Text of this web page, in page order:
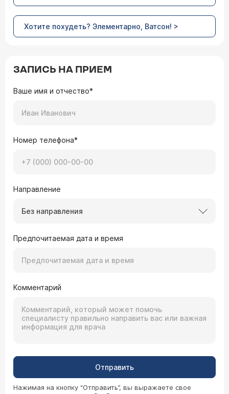
Хотите похудеть? Элементарно, Ватсон! >
ЗАПИСЬ НА ПРИЕМ
Ваше имя и отчество*
Номер телефона*
Направление
Без направления
Предпочитаемая дата и время
Комментарий
Отправить
Нажимая на кнопку “Отправить”, вы выражаете свое